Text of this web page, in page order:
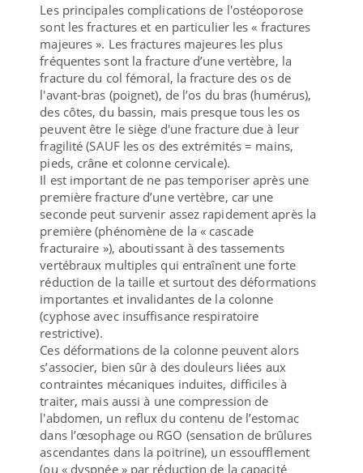
Les principales complications de l'ostéoporose
sont les fractures et en particulier les « fractures
majeures ». Les fractures majeures les plus
fréquentes sont la fracture d’une vertèbre, la
fracture du col fémoral, la fracture des os de
l'avant-bras (poignet), de l’os du bras (humérus),
des côtes, du bassin, mais presque tous les os
peuvent être le siège d'une fracture due à leur
fragilité (SAUF les os des extrémités = mains,
pieds, crâne et colonne cervicale).
Il est important de ne pas temporiser après une
première fracture d’une vertèbre, car une
seconde peut survenir assez rapidement après la
première (phénomène de la « cascade
fracturaire »), aboutissant à des tassements
vertébraux multiples qui entraînent une forte
réduction de la taille et surtout des déformations
importantes et invalidantes de la colonne
(cyphose avec insuffisance respiratoire
restrictive).
Ces déformations de la colonne peuvent alors
s’associer, bien sûr à des douleurs liées aux
contraintes mécaniques induites, difficiles à
traiter, mais aussi à une compression de
l'abdomen, un reflux du contenu de l’estomac
dans l’œsophage ou RGO (sensation de brûlures
ascendantes dans la poitrine), un essoufflement
(ou « dyspnée » par réduction de la capacité